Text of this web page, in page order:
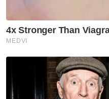
Berita Telus & Tulus
hari!